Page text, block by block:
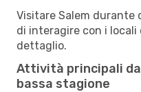
Visitare Salem
di interagire con i locali
dettaglio.
Attività principali
bassa stagione